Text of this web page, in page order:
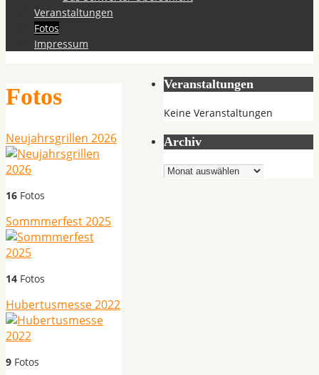
Veranstaltungen
Fotos
Impressum
Fotos
Neujahrsgrillen 2026
16 Fotos
Sommmerfest 2025
14 Fotos
Hubertusmesse 2022
9 Fotos
Veranstaltungen
Keine Veranstaltungen
Archiv
Archiv